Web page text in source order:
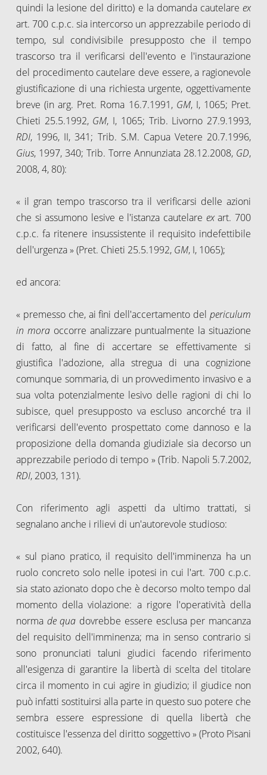
quindi la lesione del diritto) e la domanda cautelare ex
art. 700 c.p.c. sia intercorso un apprezzabile periodo di
tempo, sul condivisibile presupposto che il tempo
trascorso tra il verificarsi dell'evento e l'instaurazione
del procedimento cautelare deve essere, a ragionevole
giustificazione di una richiesta urgente, oggettivamente
breve (in arg. Pret. Roma 16.7.1991, GM, I, 1065; Pret.
Chieti 25.5.1992, GM, I, 1065; Trib. Livorno 27.9.1993,
RDI, 1996, II, 341; Trib. S.M. Capua Vetere 20.7.1996,
Gius, 1997, 340; Trib. Torre Annunziata 28.12.2008, GD,
2008, 4, 80):
« il gran tempo trascorso tra il verificarsi delle azioni
che si assumono lesive e l'istanza cautelare exart. 700
c.p.c. fa ritenere insussistente il requisito indefettibile
dell'urgenza » (Pret. Chieti 25.5.1992, GM, I, 1065);
ed ancora:
« premesso che, ai fini dell'accertamento del periculum
in moraoccorre analizzare puntualmente la situazione
di fatto, al fine di accertare se effettivamente si
giustifica l'adozione, alla stregua di una cognizione
comunque sommaria, di un provvedimento invasivo e a
sua volta potenzialmente lesivo delle ragioni di chi lo
subisce, quel presupposto va escluso ancorché tra il
verificarsi dell'evento prospettato come dannoso e la
proposizione della domanda giudiziale sia decorso un
apprezzabile periodo di tempo » (Trib. Napoli 5.7.2002,
RDI, 2003, 131).
Con riferimento agli aspetti da ultimo trattati, si
segnalano anche i rilievi di un'autorevole studioso:
« sul piano pratico, il requisito dell'imminenza ha un
ruolo concreto solo nelle ipotesi in cui l'art. 700 c.p.c.
sia stato azionato dopo che è decorso molto tempo dal
momento della violazione: a rigore l'operatività della
norma de qua dovrebbe essere esclusa per mancanza
del requisito dell'imminenza; ma in senso contrario si
sono pronunciati taluni giudici facendo riferimento
all'esigenza di garantire la libertà di scelta del titolare
circa il momento in cui agire in giudizio; il giudice non
può infatti sostituirsi alla parte in questo suo potere che
sembra essere espressione di quella libertà che
costituisce l'essenza del diritto soggettivo » (Proto Pisani
2002, 640).